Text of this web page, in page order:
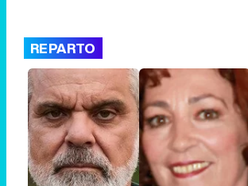
REPARTO